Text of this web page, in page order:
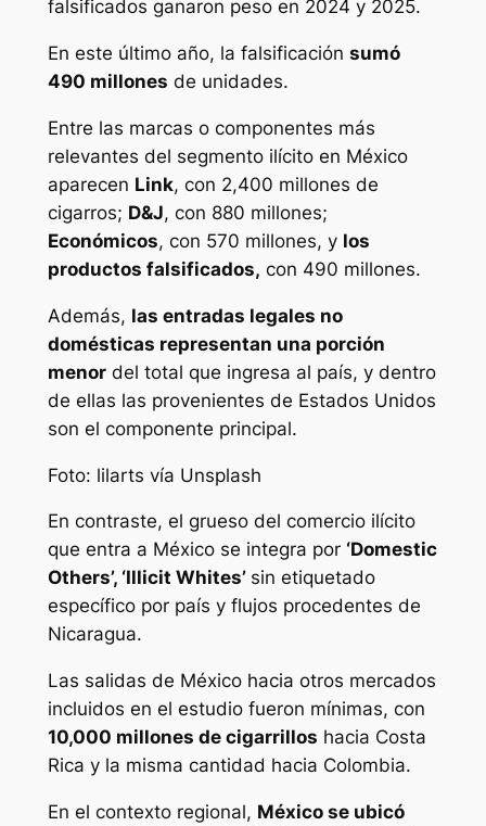
falsificados ganaron peso en 2024 y 2025.
En este último año, la falsificación sumó
490 millones de unidades.
Entre las marcas o componentes más
relevantes del segmento ilícito en México
aparecen Link, con 2,400 millones de
cigarros; D&J, con 880 millones;
Económicos, con 570 millones, y los
productos falsificados, con 490 millones.
Además, las entradas legales no
domésticas representan una porción
menordel total que ingresa al país, y dentro
de ellas las provenientes de Estados Unidos
son el componente principal.
Foto: lilarts vía Unsplash
En contraste, el grueso del comercio ilícito
que entra a México se integra por ‘Domestic
Others’, ‘Illicit Whites’ sin etiquetado
específico por país y flujos procedentes de
Nicaragua.
Las salidas de México hacia otros mercados
incluidos en el estudio fueron mínimas, con
10,000 millones de cigarrillos hacia Costa
Rica y la misma cantidad hacia Colombia.
En el contexto regional, México se ubicó